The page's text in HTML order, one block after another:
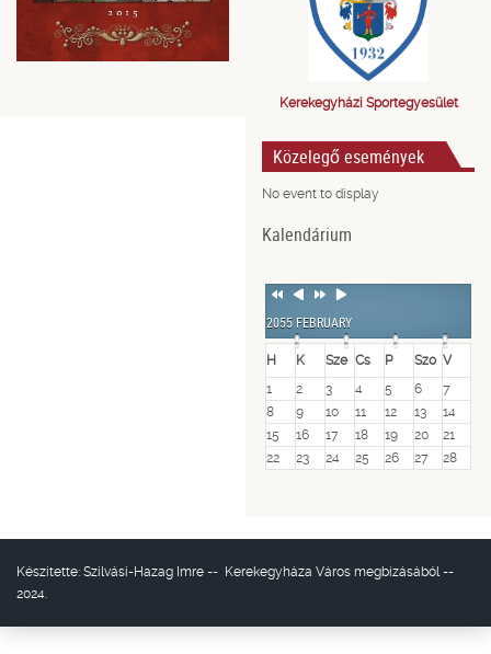
Kerekegyházi Sportegyesület
Közelegő események
No event to display
Kalendárium
Previous
Previous
NextNext
2055 FEBRUARY
H K Sze Cs P Szo V
1
2 3 4 5 6
7
8
9 10 11 12 13
14
15
16 17 18 19 20
21
22
23 24 25 26 27 28
Készítette: Szilvási-Hazag Imre -- Kerekegyháza Város megbízásából --
2024.